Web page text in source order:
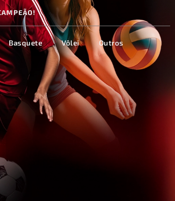
Basquete Vôlei Outros